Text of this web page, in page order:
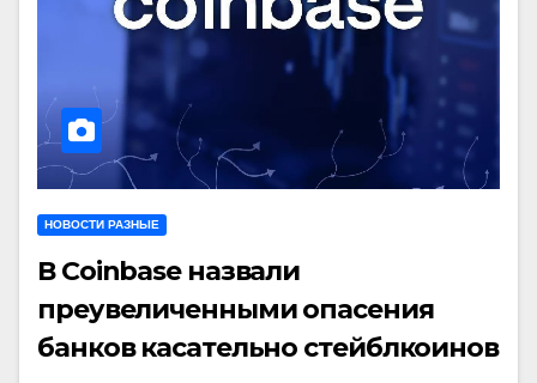
НОВОСТИ РАЗНЫЕ
В Coinbase назвали
преувеличенными опасения
банков касательно стейблкоинов